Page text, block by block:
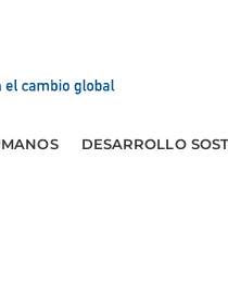
DESARROLLO